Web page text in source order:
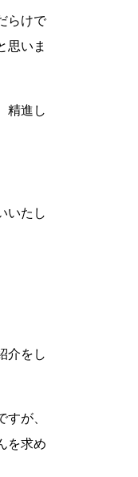
らけで
思いま
精進し
いたし
介をし
すが、
を求め